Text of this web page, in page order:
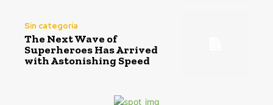
Sin categoría
The Next Wave of
Superheroes Has Arrived
with Astonishing Speed